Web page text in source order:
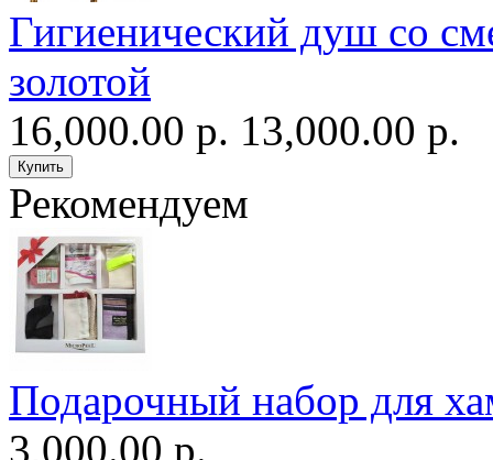
Гигиенический душ со
золотой
16,000.00 р. 13,000.00 р.
Рекомендуем
Подарочный набор для
3,000.00 р.